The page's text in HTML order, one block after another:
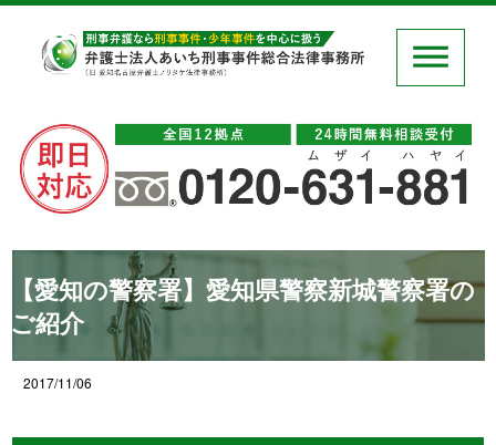
【愛知の警察署】愛知県警察新城警察署の
ご紹介
2017/11/06